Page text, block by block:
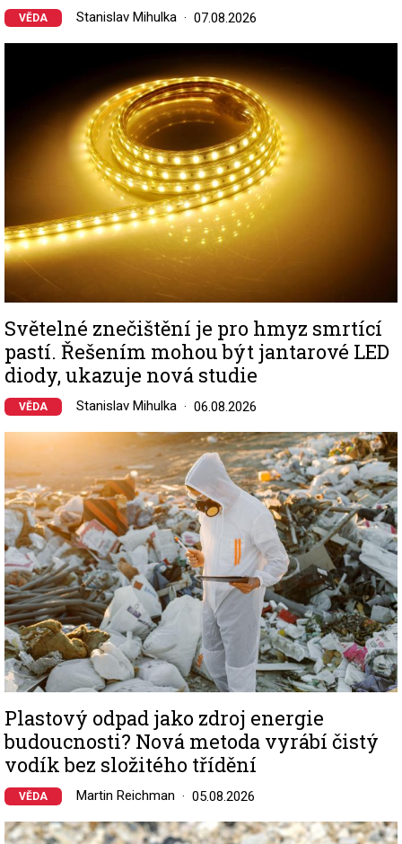
VĚDA Stanislav Mihulka 07.08.2026
Světelné znečištění je pro hmyz smrtící
pastí. Řešením mohou být jantarové LED
diody, ukazuje nová studie
VĚDA Stanislav Mihulka 06.08.2026
Image
Plastový odpad jako zdroj energie
budoucnosti? Nová metoda vyrábí čistý
vodík bez složitého třídění
VĚDA Martin Reichman 05.08.2026
Image